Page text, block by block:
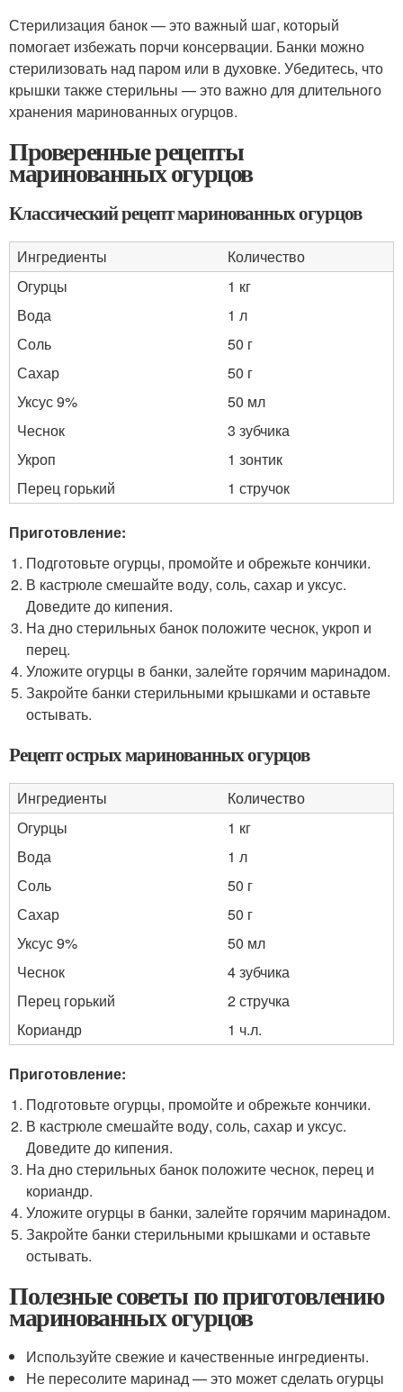
Стерилизация банок — это важный шаг, который
помогает избежать порчи консервации. Банки можно
стерилизовать над паром или в духовке. Убедитесь, что
крышки также стерильны — это важно для длительного
хранения маринованных огурцов.
Проверенные рецепты
маринованных огурцов
Классический рецепт маринованных огурцов
Ингредиенты
Количество
Огурцы
1 кг
Вода
1 л
Соль
50 г
Сахар
50 г
Уксус 9%
50 мл
Чеснок
3 зубчика
Укроп
1 зонтик
Перец горький
1 стручок
Приготовление:
Подготовьте огурцы, промойте и обрежьте кончики.
В кастрюле смешайте воду, соль, сахар и уксус.
Доведите до кипения.
На дно стерильных банок положите чеснок, укроп и
перец.
Уложите огурцы в банки, залейте горячим маринадом.
Закройте банки стерильными крышками и оставьте
остывать.
Рецепт острых маринованных огурцов
Ингредиенты
Количество
Огурцы
1 кг
Вода
1 л
Соль
50 г
Сахар
50 г
Уксус 9%
50 мл
Чеснок
4 зубчика
Перец горький
2 стручка
Кориандр
1 ч.л.
Приготовление:
Подготовьте огурцы, промойте и обрежьте кончики.
В кастрюле смешайте воду, соль, сахар и уксус.
Доведите до кипения.
На дно стерильных банок положите чеснок, перец и
кориандр.
Уложите огурцы в банки, залейте горячим маринадом.
Закройте банки стерильными крышками и оставьте
остывать.
Полезные советы по приготовлению
маринованных огурцов
Используйте свежие и качественные ингредиенты.
Не пересолите маринад — это может сделать огурцы